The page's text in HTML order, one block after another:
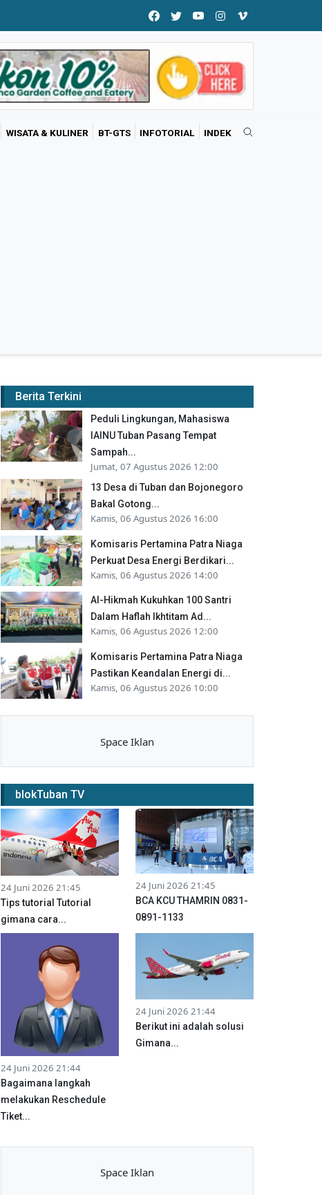
WISATA & KULINER BT-GTS INFOTORIAL INDEK
Berita Terkini
Peduli Lingkungan, Mahasiswa
IAINU Tuban Pasang Tempat
Sampah...
Jumat, 07 Agustus 2026 12:00
13 Desa di Tuban dan Bojonegoro
Bakal Gotong...
Kamis, 06 Agustus 2026 16:00
Komisaris Pertamina Patra Niaga
Perkuat Desa Energi Berdikari...
Kamis, 06 Agustus 2026 14:00
Al-Hikmah Kukuhkan 100 Santri
Dalam Haflah Ikhtitam Ad...
Kamis, 06 Agustus 2026 12:00
Komisaris Pertamina Patra Niaga
Pastikan Keandalan Energi di...
Kamis, 06 Agustus 2026 10:00
Space Iklan
blokTuban TV
24 Juni 2026 21:45
Tips tutorial Tutorial
gimana cara...
24 Juni 2026 21:45
BCA KCU THAMRIN 0831-
0891-1133
24 Juni 2026 21:44
Bagaimana langkah
melakukan Reschedule
Tiket...
24 Juni 2026 21:44
Berikut ini adalah solusi
Gimana...
Space Iklan